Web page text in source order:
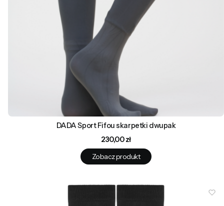
DADA Sport Fifou skarpetki dwupak
Cena
230,00 zł
Zobacz produkt